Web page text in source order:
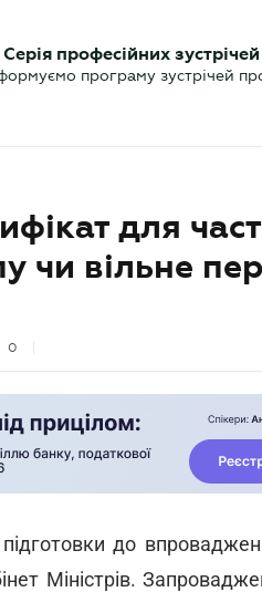
Календар Актуально
професійних зустрічей
програму зустрічей
для
чи вільне
0
до
Міністрів.